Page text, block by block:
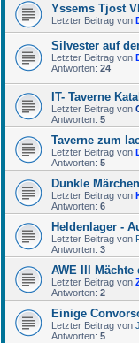
Yssems Tjost
Letzter Beitrag von
Silvester auf
Letzter Beitrag von
Antworten: 24
IT- Taverne
Letzter Beitrag von
Antworten: 5
Taverne zum
Letzter Beitrag von
Antworten: 5
Dunkle Märchen
Letzter Beitrag von
Antworten: 6
Heldenlager -
Letzter Beitrag von
Antworten: 3
AWE III
Letzter Beitrag von
Antworten: 2
Einige
Letzter Beitrag von
Antworten: 5